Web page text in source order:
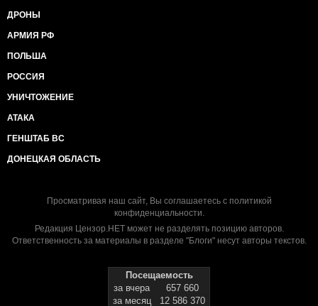
ДРОНЫ
АРМИЯ РФ
ПОЛЬША
РОССИЯ
УНИЧТОЖЕНИЕ
АТАКА
ГЕНШТАБ ВС
ДОНЕЦКАЯ ОБЛАСТЬ
Просматривая наш сайт, Вы соглашаетесь с политикой
конфиденциальности.
Редакция Цензор.НЕТ может не разделять позицию авторов.
Ответственность за материалы в разделе "Блоги" несут авторы текстов.
Посещаемость
за вчера
657 660
за месяц
12 586 370